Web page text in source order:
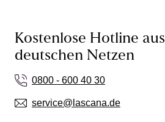
Kostenlose Hotline
deutschen Netzen
0800 - 600 40 30
service@lascana.de